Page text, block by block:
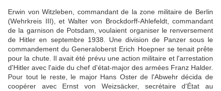
Erwin von Witzleben, commandant de la zone militaire de Berlin
(Wehrkreis III), et Walter von Brockdorff-Ahlefeldt, commandant
de la garnison de Potsdam, voulaient organiser le renversement
de Hitler en septembre 1938. Une division de Panzer sous le
commandement du Generaloberst Erich Hoepner se tenait prête
pour la chute. Il avait été prévu une action militaire et l'arrestation
d'Hitler avec l'aide du chef d'état-major des armées Franz Halder.
Pour tout le reste, le major Hans Oster de l'Abwehr décida de
coopérer avec Ernst von Weizsäcker, secrétaire d'État au